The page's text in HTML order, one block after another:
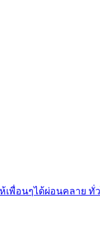
เพื่อนๆได้ผ่อนคลาย ทั่